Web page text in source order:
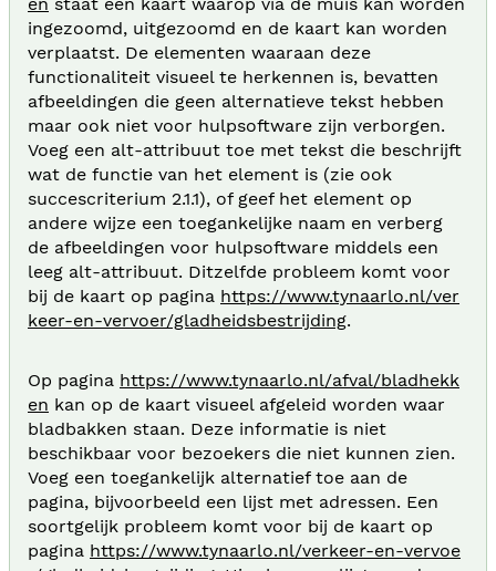
ingezoomd, uitgezoomd en de kaart kan worden
verplaatst. De elementen waaraan deze
functionaliteit visueel te herkennen is, bevatten
afbeeldingen die geen alternatieve tekst hebben
maar ook niet voor hulpsoftware zijn verborgen.
Voeg een alt-attribuut toe met tekst die beschrijft
wat de functie van het element is (zie ook
succescriterium 2.1.1), of geef het element op
andere wijze een toegankelijke naam en verberg
de afbeeldingen voor hulpsoftware middels een
leeg alt-attribuut. Ditzelfde probleem komt voor
bij de kaart op pagina https://www.tynaarlo.nl/ver
keer-en-vervoer/gladheidsbestrijding.
Op pagina https://www.tynaarlo.nl/afval/bladhekk
en kan op de kaart visueel afgeleid worden waar
bladbakken staan. Deze informatie is niet
beschikbaar voor bezoekers die niet kunnen zien.
Voeg een toegankelijk alternatief toe aan de
pagina, bijvoorbeeld een lijst met adressen. Een
soortgelijk probleem komt voor bij de kaart op
pagina https://www.tynaarlo.nl/verkeer-en-vervoe